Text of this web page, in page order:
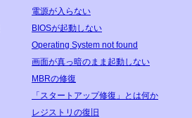
電源が入らない
BIOSが起動しない
Operating System not found
画面が真っ暗のまま起動しない
MBRの修復
「スタートアップ修復」とは何か
レジストリの復旧